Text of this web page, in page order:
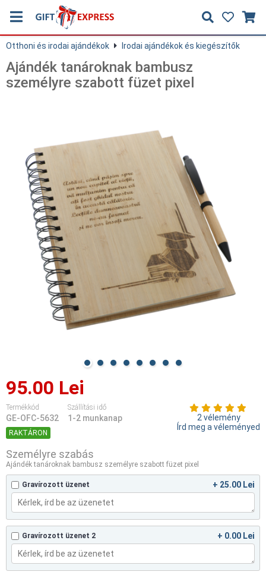
Otthoni és irodai ajándékok Irodai ajándékok és kiegészítők
Ajándék tanároknak bambusz
személyre szabott füzet pixel
95.00 Lei
Termékkód
GE-OFC-5632
Szállítási idő
1-2 munkanap
RAKTÁRON
2 vélemény
Írd meg a véleményed
Személyre szabás
Ajándék tanároknak bambusz személyre szabott füzet pixel
Gravírozott üzenet + 25.00 Lei
Gravírozott üzenet 2 + 0.00 Lei